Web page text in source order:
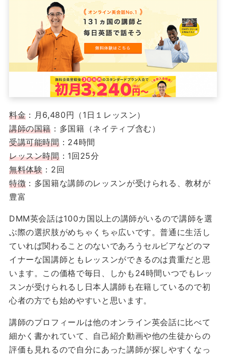
料金 ：月6,480円（1日１レッスン）
講師の国籍 ：多国籍（ネイティブ含む）
受講可能時間：24時間
レッスン時間：1回25分
無料体験 ：2回
特徴 ：多国籍な講師のレッスンが受けられる、教材が
豊富
DMM英会話は100カ国以上の講師がいるので講師を選
ぶ際の選択肢がめちゃくちゃ広いです。普通に生活し
ていれば関わることのないであろうセルビアなどのマ
イナーな国講師ともレッスンができるのは貴重だと思
います。この価格で毎日、しかも24時間いつでもレッ
スンが受けられるし日本人講師も在籍しているので初
心者の方でも始めやすいと思います。
講師のプロフィールは他のオンライン英会話に比べて
細かく書かれていて、自己紹介動画や他の生徒からの
評価も見れるので自分にあった講師が探しやすくなっ